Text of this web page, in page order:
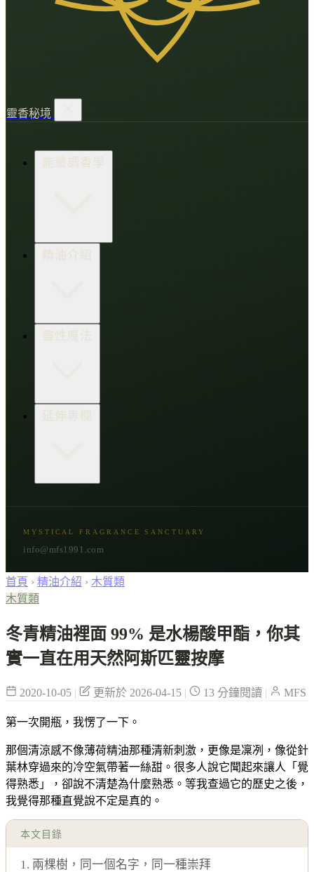
靈香秘境
能量調香學
香氛調頻術
生活點子王
精油介紹
木質類
樹脂類
靈性魔法
顯化與吸引力
延伸專欄
古文明與神話
節氣與民俗
MYSTICAL FRAGRANCE SANCTUARY
info@mfs1991.com
首頁 › 精油介紹 › 木質類
木質類
冬青精油裡面 99% 是水楊酸甲酯，你其
實一直在用天然阿斯匹靈按摩
2020-10-05 | 更新於 2026-04-15 | 13 分鐘閱讀 | MFS
第一次開瓶，我愣了一下。
那個清涼感不像薄荷精油那種清新刺激，更像是凜冽，像從針
葉林穿過來的冷空氣帶著一絲甜。很多人說它聞起來讓人「覺
得熟悉」，卻說不清楚為什麼熟悉。等我查過它的歷史之後，
我覺得那種直覺說不定是真的。
本文目錄
1. 兩棵樹，同一個名字，同一種崇拜